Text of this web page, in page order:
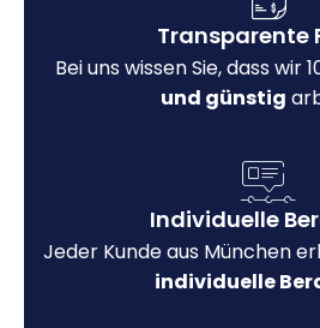
Transparente
Bei uns wissen Sie, dass wir
und günstig
Individuelle
Jeder Kunde aus München
individuelle